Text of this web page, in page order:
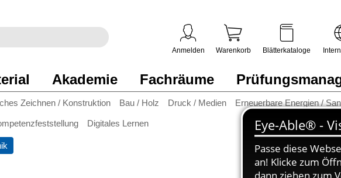
Zeichnen / Konstruktion Bau / Holz Druck / Medien Erneuerbare Energien /
Digitales Lernen
Akademie Fachräume
Anmelden Warenkorb Blätterkataloge